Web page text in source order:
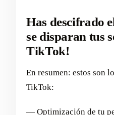
Has descifrado
se disparan tus
TikTok!
En resumen: estos son
TikTok:
— Optimización de tu